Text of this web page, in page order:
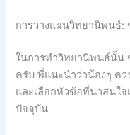
การวางแผนวิทยานิพนธ์:
ในการทำวิทยานิพนธ์นั้น
ครับ พี่แนะนำว่าน้องๆ ค
และเลือกหัวข้อที่น่าสนใ
ปัจจุบัน